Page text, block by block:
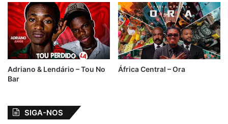
Adriano & Lendário – Tou No
Bar
África Central – Ora
SIGA-NOS